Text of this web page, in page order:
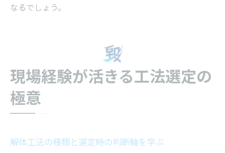
なるでしょう。
現場経験が活きる工法選定の
極意
解体工法の種類と選定時の判断軸を学ぶ